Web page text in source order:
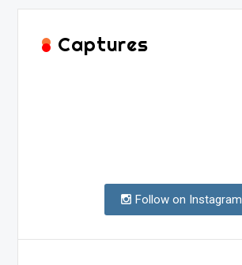
Captures
Follow on Instagram